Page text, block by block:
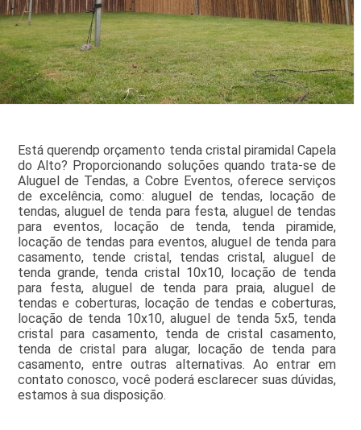
Está querendp orçamento tenda cristal piramidal Capela
do Alto? Proporcionando soluções quando trata-se de
Aluguel de Tendas, a Cobre Eventos, oferece serviços
de excelência, como: aluguel de tendas, locação de
tendas, aluguel de tenda para festa, aluguel de tendas
para eventos, locação de tenda, tenda piramide,
locação de tendas para eventos, aluguel de tenda para
casamento, tende cristal, tendas cristal, aluguel de
tenda grande, tenda cristal 10x10, locação de tenda
para festa, aluguel de tenda para praia, aluguel de
tendas e coberturas, locação de tendas e coberturas,
locação de tenda 10x10, aluguel de tenda 5x5, tenda
cristal para casamento, tenda de cristal casamento,
tenda de cristal para alugar, locação de tenda para
casamento, entre outras alternativas. Ao entrar em
contato conosco, você poderá esclarecer suas dúvidas,
estamos à sua disposição.